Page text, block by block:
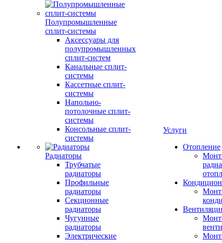
Полупромышленные
сплит-системы
Аксессуары для
полупромышленных
сплит-систем
Канальные сплит-
системы
Кассетные сплит-
системы
Напольно-
потолочные сплит-
системы
Консольные сплит-
системы
Радиаторы
Трубчатые
радиаторы
Профильные
радиаторы
Секционные
радиаторы
Чугунные
радиаторы
Электрические
Услуги
Отопление